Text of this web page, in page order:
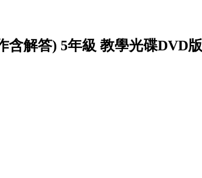
含解答) 5年級 教學光碟DVD